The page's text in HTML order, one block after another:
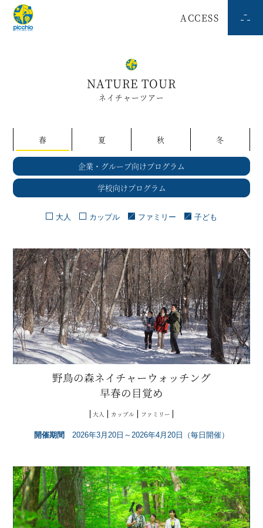
ACCESS
NATURE TOUR
ネイチャーツアー
春 夏 秋 冬
企業・グループ向けプログラム
学校向けプログラム
大人 カップル ファミリー 子ども
野鳥の森ネイチャーウォッチング
早春の目覚め
大人 カップル ファミリー
開催期間 2026年3月20日～2026年4月20日（毎日開催）